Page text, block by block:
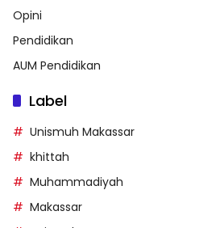
Opini
Pendidikan
AUM Pendidikan
Label
Unismuh Makassar
khittah
Muhammadiyah
Makassar